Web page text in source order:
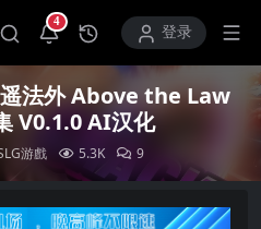
4
打开通知中心登录
法外 Above the Law
V0.1.0 AI汉化
游戲 5.3K 9